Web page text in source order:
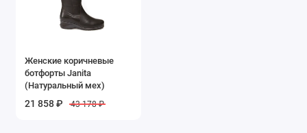
Женские коричневые
ботфорты Janita
(Натуральный мех)
21 858 ₽ 43 178 ₽